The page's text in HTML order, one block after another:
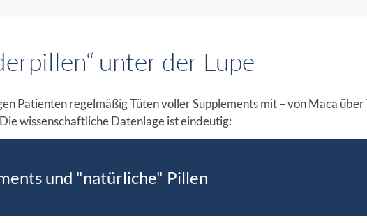
unter der Lupe
Patienten regelmäßig Tüten voller Supplements mit – von Maca
wissenschaftliche Datenlage ist eindeutig:
und "natürliche" Pillen